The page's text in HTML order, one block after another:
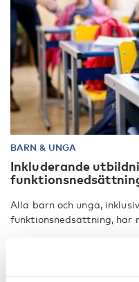
BARN & UNGA
Inkluderande
Alla barn och unga,
funktionsnedsättning, har